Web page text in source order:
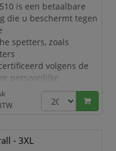
met stormflap
aan/uit te trekken
is een betaalbare
die u beschermt tegen
spetters, zoals
volgens de
persoonlijke
(PPE)
III, type 5/6
barrière tegen droge
Type 5/6)
- 3XL